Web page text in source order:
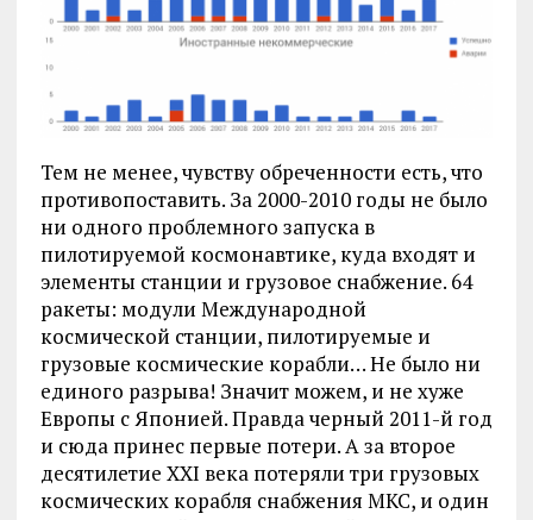
Тем не менее, чувству обреченности есть, что
противопоставить. За 2000-2010 годы не было
ни одного проблемного запуска в
пилотируемой космонавтике, куда входят и
элементы станции и грузовое снабжение. 64
ракеты: модули Международной
космической станции, пилотируемые и
грузовые космические корабли… Не было ни
единого разрыва! Значит можем, и не хуже
Европы с Японией. Правда черный 2011-й год
и сюда принес первые потери. А за второе
десятилетие XXI века потеряли три грузовых
космических корабля снабжения МКС, и один